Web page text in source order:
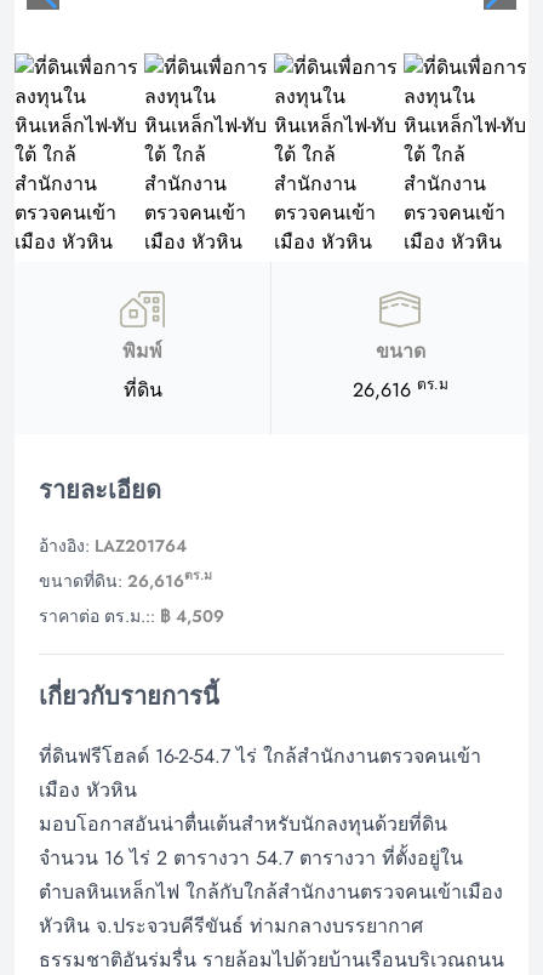
พิมพ์
ที่ดิน
ขนาด
26,616 ตร.ม
รายละเอียด
อ้างอิง: LAZ201764
ขนาดที่ดิน: 26,616ตร.ม
ราคาต่อ ตร.ม.:: ฿ 4,509
เกี่ยวกับรายการนี้
ที่ดินฟรีโฮลด์ 16-2-54.7 ไร่ ใกล้สำนักงานตรวจคนเข้า
เมือง หัวหิน
มอบโอกาสอันน่าตื่นเต้นสำหรับนักลงทุนด้วยที่ดิน
จำนวน 16 ไร่ 2 ตารางวา 54.7 ตารางวา ที่ตั้งอยู่ใน
ตำบลหินเหล็กไฟ ใกล้กับใกล้สำนักงานตรวจคนเข้าเมือง
หัวหิน จ.ประจวบคีรีขันธ์ ท่ามกลางบรรยากาศ
ธรรมชาติอันร่มรื่น รายล้อมไปด้วยบ้านเรือนบริเวณถนน